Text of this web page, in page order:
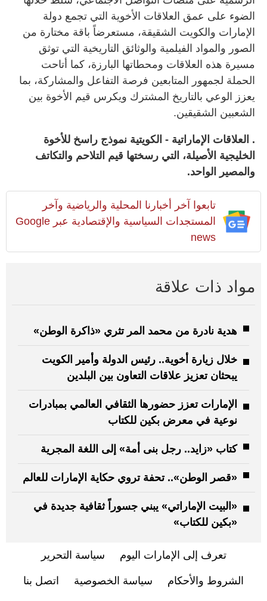
الضوء على عمق العلاقات الأخوية التي تجمع دولة
الإمارات والكويت الشقيقة، مستعرضاً باقة مختارة من
الصور والمواد الفيلمية والوثائق التاريخية التي توثق
مسيرة هذه العلاقات ومحطاتها البارزة، كما أتاحت
الحملة لجمهور المتابعين فرصة التفاعل والمشاركة، بما
يعزز الوعي بالتاريخ المشترك ويكرس قيم الأخوة بين
الشعبين الشقيقين.
. العلاقات الإماراتية - الكويتية نموذج راسخ للأخوة
الخليجية الأصيلة، التي رسختها قيم التلاحم والتكاتف
والمصير الواحد.
تابعوا آخر أخبارنا المحلية والرياضية وآخر
المستجدات السياسية والإقتصادية عبر Google
news
مواد ذات علاقة
هدية نادرة من محمد المر تثري «ذاكرة الوطن»
خلال زيارة أخوية.. رئيس الدولة وأمير الكويت
يبحثان تعزيز علاقات التعاون بين البلدين
الإمارات تعزز حضورها الثقافي العالمي بمبادرات
نوعية في معرض بكين للكتاب
كتاب «زايد.. رجل بنى أمة» إلى اللغة المجرية
«قصر الوطن».. تحفة تروي حكاية الإمارات للعالم
«البيت الإماراتي» يبني جسوراً ثقافية جديدة في
«بكين للكتاب»
تعرف إلى الإمارات اليوم سياسة التحرير
الشروط والأحكام سياسة الخصوصية اتصل بنا